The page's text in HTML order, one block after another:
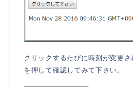
クリックするたびに時刻が変更
を押して確認してみて下さい。